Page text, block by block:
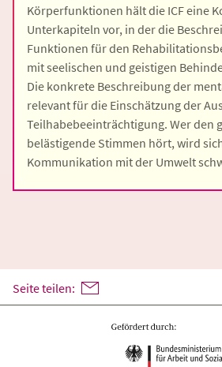
Körperfunktionen hält die ICF eine
Unterkapiteln vor, in der die
Funktionen für den
mit seelischen und geistigen
Die konkrete Beschreibung der
relevant für die Einschätzung der
Teilhabebeeinträchtigung. Wer den
belästigende Stimmen hört, wird
Kommunikation mit der Umwelt
Seite teilen: